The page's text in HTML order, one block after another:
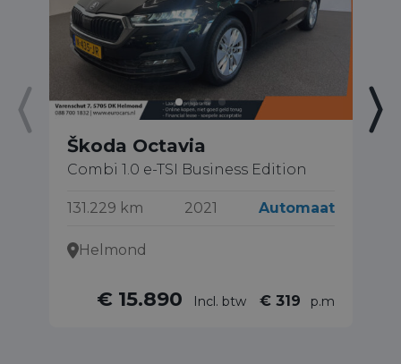
Škoda Octavia
Combi 1.0 e-TSI Business Edition
131.229 km 2021 Automaat
Helmond
€ 15.890 Incl. btw € 319 p.m